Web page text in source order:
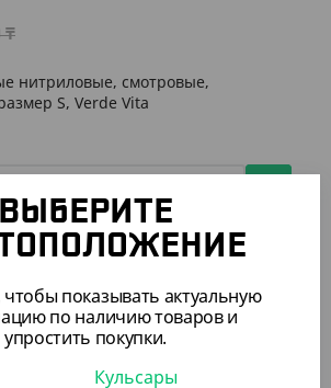
₸
нитриловые, смотровые,
S, Verde Vita
ВЫБЕРИТЕ
показывать актуальную
по наличию товаров и
упростить покупки.
Кульсары